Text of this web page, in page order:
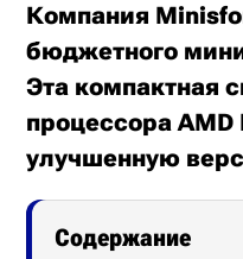
Компания
бюджетного
Эта компактная
процессора AMD
улучшенную
Содержание